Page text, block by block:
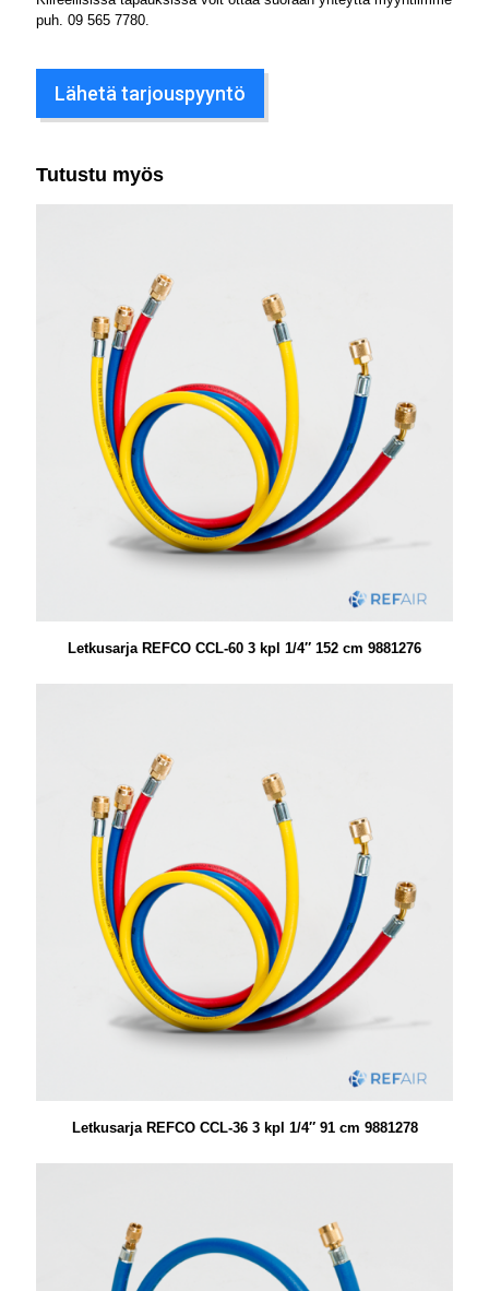
puh. 09 565 7780
Lähetä tarjouspyyntö
Tutustu myös
Letkusarja REFCO CCL-60 3 kpl 1/4″ 152 cm 9881276
Letkusarja REFCO CCL-36 3 kpl 1/4″ 91 cm 9881278